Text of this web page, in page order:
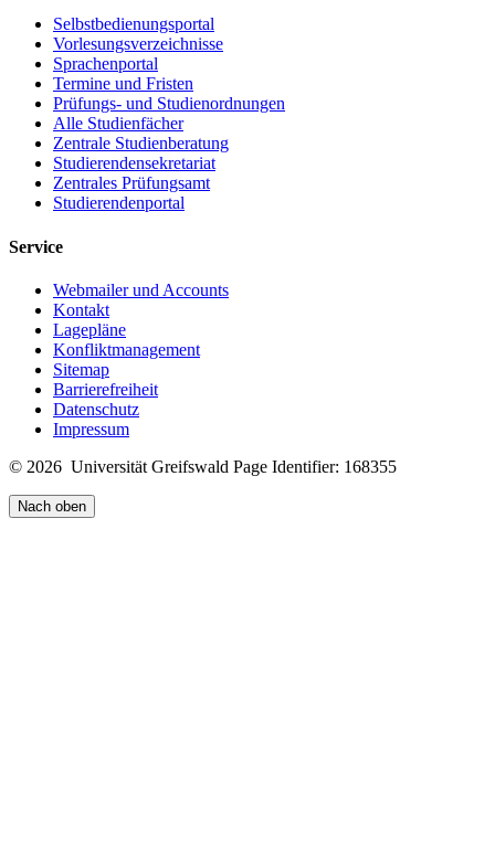
Selbstbedienungsportal
Vorlesungsverzeichnisse
Sprachenportal
Termine und Fristen
Prüfungs- und Studienordnungen
Alle Studienfächer
Zentrale Studienberatung
Studierendensekretariat
Zentrales Prüfungsamt
Studierendenportal
Service
Webmailer und Accounts
Kontakt
Lagepläne
Konfliktmanagement
Sitemap
Barrierefreiheit
Datenschutz
Impressum
© 2026 Universität Greifswald Page Identifier: 168355
Nach oben